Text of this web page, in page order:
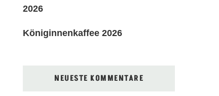
2026
Königinnenkaffee 2026
NEUESTE KOMMENTARE